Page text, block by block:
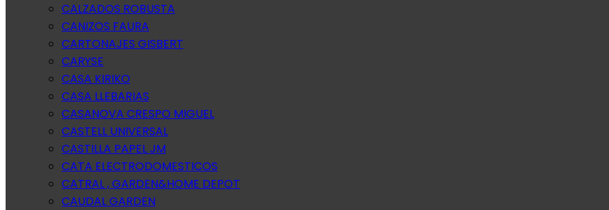
CALZADOS ROBUSTA
CANIZOS FAURA
CARTONAJES GISBERT
CARYSE
CASA KIRIKO
CASA LLEBARIAS
CASANOVA CRESPO MIGUEL
CASTELL UNIVERSAL
CASTILLA PAPEL JM
CATA ELECTRODOMESTICOS
CATRAL , GARDEN&HOME DEPOT
CAUDAL GARDEN